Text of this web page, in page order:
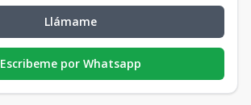
Llámame
Escribeme por Whatsapp